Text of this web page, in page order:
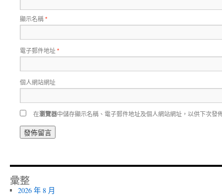
顯示名稱*
電子郵件地址*
個人網站網址
在瀏覽器中儲存顯示名稱、電子郵件地址及個人網站網址，以供下次發
彙整
2026 年 8 月